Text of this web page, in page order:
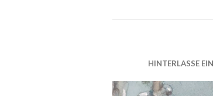
HINTERLASSE